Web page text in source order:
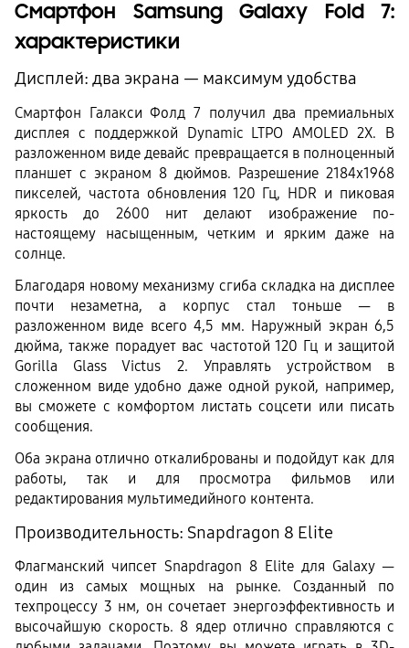
Смартфон Samsung Galaxy Fold 7:
характеристики
Дисплей: два экрана — максимум удобства
Смартфон Галакси Фолд 7 получил два премиальных
дисплея с поддержкой Dynamic LTPO AMOLED 2X. В
разложенном виде девайс превращается в полноценный
планшет с экраном 8 дюймов. Разрешение 2184x1968
пикселей, частота обновления 120 Гц, HDR и пиковая
яркость до 2600 нит делают изображение по-
настоящему насыщенным, четким и ярким даже на
солнце.
Благодаря новому механизму сгиба складка на дисплее
почти незаметна, а корпус стал тоньше — в
разложенном виде всего 4,5 мм. Наружный экран 6,5
дюйма, также порадует вас частотой 120 Гц и защитой
Gorilla Glass Victus 2. Управлять устройством в
сложенном виде удобно даже одной рукой, например,
вы сможете с комфортом листать соцсети или писать
сообщения.
Оба экрана отлично откалиброваны и подойдут как для
работы, так и для просмотра фильмов или
редактирования мультимедийного контента.
Производительность: Snapdragon 8 Elite
Флагманский чипсет Snapdragon 8 Elite для Galaxy —
один из самых мощных на рынке. Созданный по
техпроцессу 3 нм, он сочетает энергоэффективность и
высочайшую скорость. 8 ядер отлично справляются с